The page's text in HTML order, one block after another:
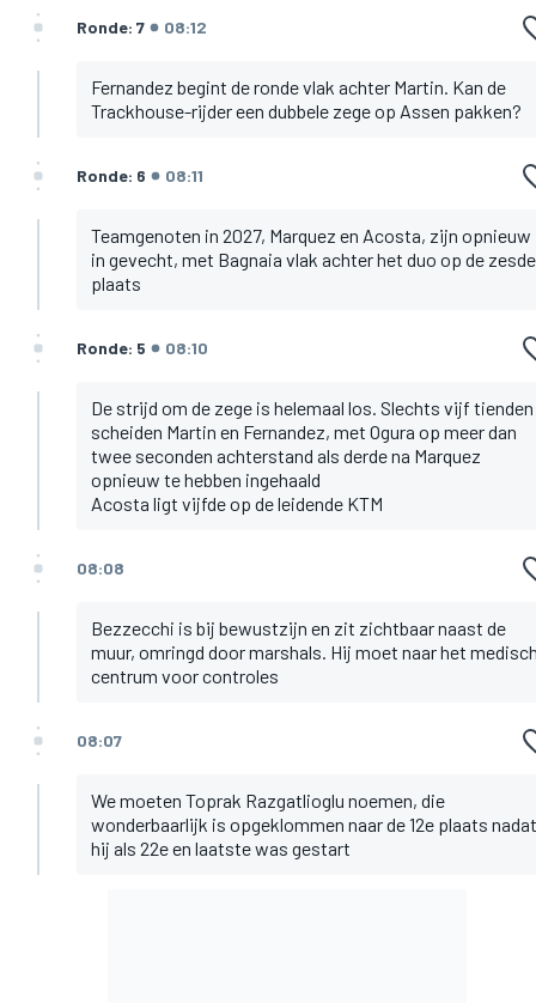
Ronde: 7 08:12
Fernandez begint de ronde vlak achter Martin. Kan de
Trackhouse-rijder een dubbele zege op Assen pakken?
Ronde: 6 08:11
Teamgenoten in 2027, Marquez en Acosta, zijn opnieuw
in gevecht, met Bagnaia vlak achter het duo op de zesde
plaats
Ronde: 5 08:10
De strijd om de zege is helemaal los. Slechts vijf tienden
scheiden Martin en Fernandez, met Ogura op meer dan
twee seconden achterstand als derde na Marquez
opnieuw te hebben ingehaald
Acosta ligt vijfde op de leidende KTM
08:08
Bezzecchi is bij bewustzijn en zit zichtbaar naast de
muur, omringd door marshals. Hij moet naar het
centrum voor controles
08:07
We moeten Toprak Razgatlioglu noemen, die
wonderbaarlijk is opgeklommen naar de 12e plaats nadat
hij als 22e en laatste was gestart